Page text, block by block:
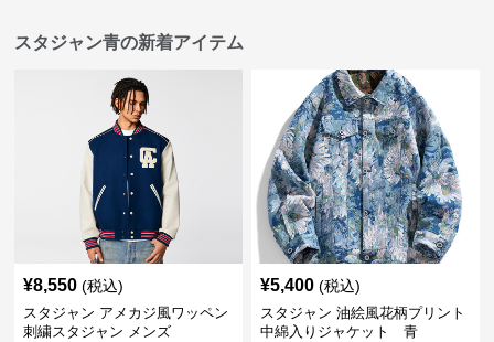
スタジャン青の新着アイテム
¥8,550 (税込)
スタジャン アメカジ風ワッペン
刺繍スタジャン メンズ
¥5,400 (税込)
スタジャン 油絵風花柄プリント
中綿入りジャケット 青